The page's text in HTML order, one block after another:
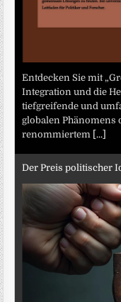
Entdecken Sie mit
Integration und die
tiefgreifende und
globalen Phänomens
renommiertem [...]
Der Preis politischer